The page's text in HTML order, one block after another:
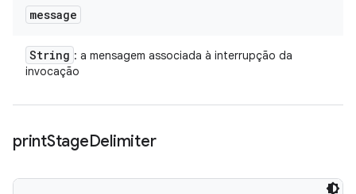
message
String : a mensagem associada à interrupção da
invocação
printStageDelimiter